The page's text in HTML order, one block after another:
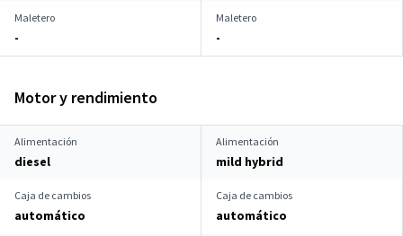
Maletero
-
Maletero
-
Motor y rendimiento
Alimentación
diesel
Alimentación
mild hybrid
Caja de cambios
automático
Caja de cambios
automático